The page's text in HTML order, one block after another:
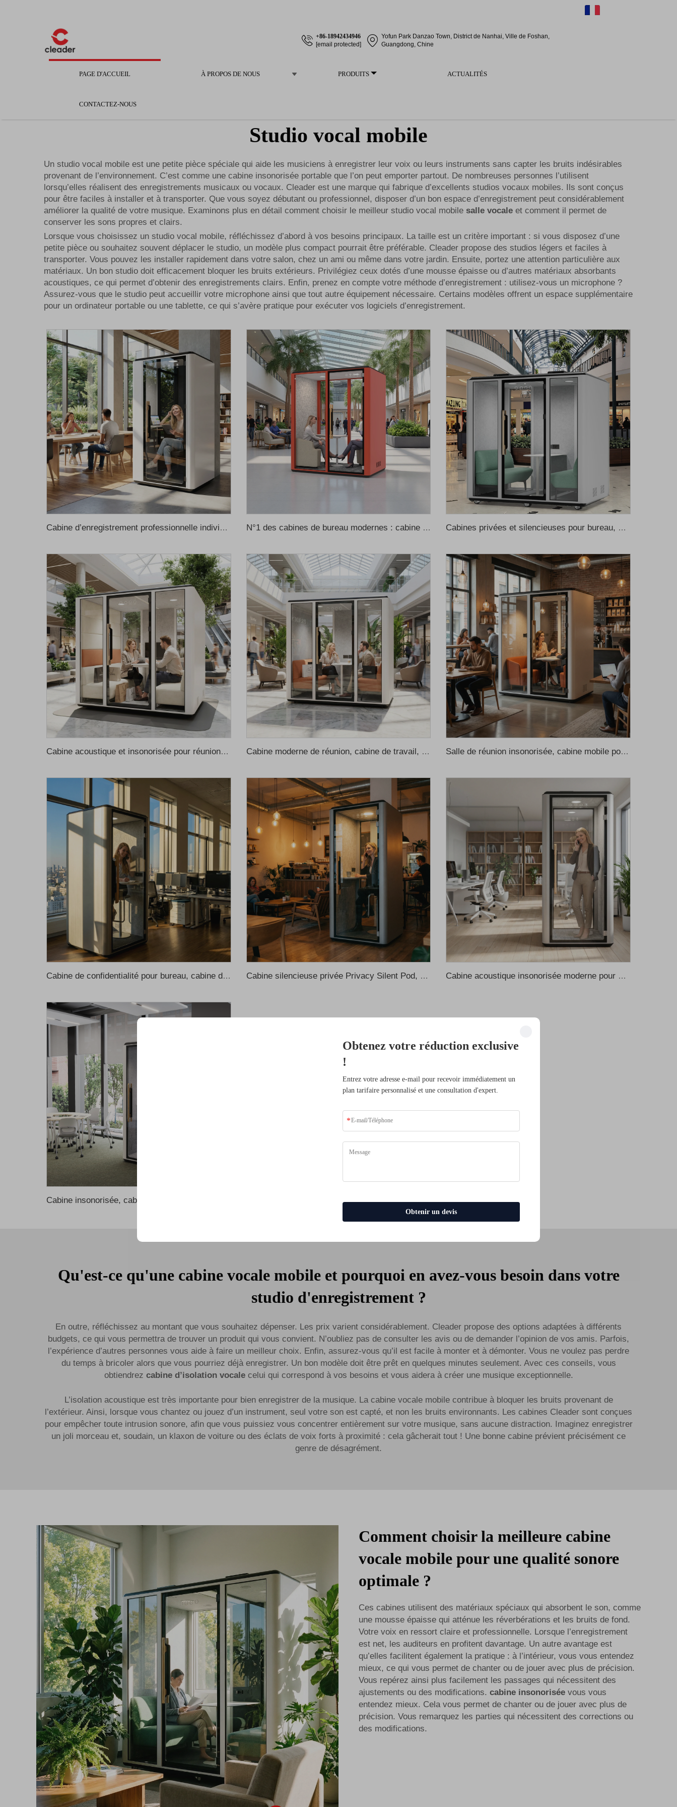
+86-18942434946
[email protected]
Yofun Park Danzao Town, District de Nanhai, Ville de Foshan,
Guangdong, Chine
PAGE D'ACCUEIL À PROPOS DE NOUS PRODUITS ACTUALITÉS
CONTACTEZ-NOUS
Studio vocal mobile
Un studio vocal mobile est une petite pièce spéciale qui aide les musiciens à enregistrer leur voix ou leurs instruments sans capter les bruits indésirables
provenant de l’environnement. C’est comme une cabine insonorisée portable que l’on peut emporter partout. De nombreuses personnes l’utilisent
lorsqu’elles réalisent des enregistrements musicaux ou vocaux. Cleader est une marque qui fabrique d’excellents studios vocaux mobiles. Ils sont conçus
pour être faciles à installer et à transporter. Que vous soyez débutant ou professionnel, disposer d’un bon espace d’enregistrement peut considérablement
améliorer la qualité de votre musique. Examinons plus en détail comment choisir le meilleur studio vocal mobile salle vocale et comment il permet de
conserver les sons propres et clairs.
Lorsque vous choisissez un studio vocal mobile, réfléchissez d’abord à vos besoins principaux. La taille est un critère important : si vous disposez d’une
petite pièce ou souhaitez souvent déplacer le studio, un modèle plus compact pourrait être préférable. Cleader propose des studios légers et faciles à
transporter. Vous pouvez les installer rapidement dans votre salon, chez un ami ou même dans votre jardin. Ensuite, portez une attention particulière aux
matériaux. Un bon studio doit efficacement bloquer les bruits extérieurs. Privilégiez ceux dotés d’une mousse épaisse ou d’autres matériaux absorbants
acoustiques, ce qui permet d’obtenir des enregistrements clairs. Enfin, prenez en compte votre méthode d’enregistrement : utilisez-vous un microphone ?
Assurez-vous que le studio peut accueillir votre microphone ainsi que tout autre équipement nécessaire. Certains modèles offrent un espace supplémentaire
pour un ordinateur portable ou une tablette, ce qui s’avère pratique pour exécuter vos logiciels d’enregistrement.
Cabine d’enregistrement professionnelle individuelle, design moderne avec structure en acier, utilisable au bureau, à domicile, en extérieur, à l’école ou dans un appartement, espace intelligent d’apprentissage N°1 des cabines de bureau modernes : cabine insonorisée avec isolation thermique et acoustique, adaptée au bureau à domicile et aux immeubles de bureaux – conception modulaire, prix de gros Cabines privées et silencieuses pour bureau, cabines téléphoniques insonorisées, cabines de réunion insonorisées pour bureau, cabine téléphonique, cabine d’enregistrement pour bureau, cabine musicale
Cabine acoustique et insonorisée pour réunions, études ou travail, cabine de réunion pour bureau, cabine insonorisée pour bureau, cabine de réunion pour bureau, cabina de sonido Cabine moderne de réunion, cabine de travail, cabine téléphonique insonorisée pour bureau, cabine insonorisée, cabine insonorisée pour bureau, cabines téléphoniques pour bureau Salle de réunion insonorisée, cabine mobile pour bureau, cabine de réunion pour bureau, canapé pour cabines de réunion, cabines de réunion pour bureau, cabines téléphoniques pour bureau
Cabine de confidentialité pour bureau, cabine de bureau insonorisée, cabines téléphoniques privées compactes et modernes en aluminium, cabine de bureau insonorisée, cabine de bureau insonorisée Cabine silencieuse privée Privacy Silent Pod, cabine de son portable, bureau individuel isolé phoniquement, cabine téléphonique isolée phoniquement, cabine d’enregistrement insonorisée, cabine insonorisée Cabine acoustique insonorisée moderne pour bureau, conception de cabine de travail portable, cabines préfabriquées pour domicile, cabine d’enregistrement et de téléphone
Qu'est-ce qu'une cabine vocale mobile et pourquoi en avez-vous besoin dans votre
studio d'enregistrement ?
En outre, réfléchissez au montant que vous souhaitez dépenser. Les prix varient considérablement. Cleader propose des options adaptées à différents
budgets, ce qui vous permettra de trouver un produit qui vous convient. N’oubliez pas de consulter les avis ou de demander l’opinion de vos amis. Parfois,
l’expérience d’autres personnes vous aide à faire un meilleur choix. Enfin, assurez-vous qu’il est facile à monter et à démonter. Vous ne voulez pas perdre
du temps à bricoler alors que vous pourriez déjà enregistrer. Un bon modèle doit être prêt en quelques minutes seulement. Avec ces conseils, vous
obtiendrez cabine d’isolation vocale celui qui correspond à vos besoins et vous aidera à créer une musique exceptionnelle.
L’isolation acoustique est très importante pour bien enregistrer de la musique. La cabine vocale mobile contribue à bloquer les bruits provenant de
l’extérieur. Ainsi, lorsque vous chantez ou jouez d’un instrument, seul votre son est capté, et non les bruits environnants. Les cabines Cleader sont conçues
pour empêcher toute intrusion sonore, afin que vous puissiez vous concentrer entièrement sur votre musique, sans aucune distraction. Imaginez enregistrer
un joli morceau et, soudain, un klaxon de voiture ou des éclats de voix forts à proximité : cela gâcherait tout ! Une bonne cabine prévient précisément ce
genre de désagrément.
Comment choisir la meilleure cabine
vocale mobile pour une qualité sonore
optimale ?
Ces cabines utilisent des matériaux spéciaux qui absorbent le son, comme
une mousse épaisse qui atténue les réverbérations et les bruits de fond.
Votre voix en ressort claire et professionnelle. Lorsque l’enregistrement
est net, les auditeurs en profitent davantage. Un autre avantage est
qu’elles facilitent également la pratique : à l’intérieur, vous vous entendez
mieux, ce qui vous permet de chanter ou de jouer avec plus de précision.
Vous repérez ainsi plus facilement les passages qui nécessitent des
ajustements ou des modifications. cabine insonorisée vous vous
entendez mieux. Cela vous permet de chanter ou de jouer avec plus de
précision. Vous remarquez les parties qui nécessitent des corrections ou
des modifications.
Obtenez votre réduction exclusive
!
Entrez votre adresse e-mail pour recevoir immédiatement un
plan tarifaire personnalisé et une consultation d'expert.
Obtenir un devis